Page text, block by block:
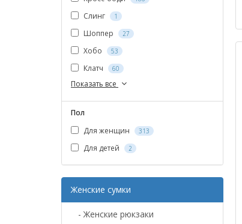
Слинг 1
Шоппер 27
Хобо 53
Клатч 60
Показать все
Пол
Для женщин
313
Для детей 2
Женские сумки
- Женские рюкзаки